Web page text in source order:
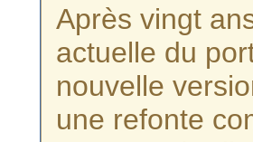
Après vingt
actuelle du
nouvelle
une refonte